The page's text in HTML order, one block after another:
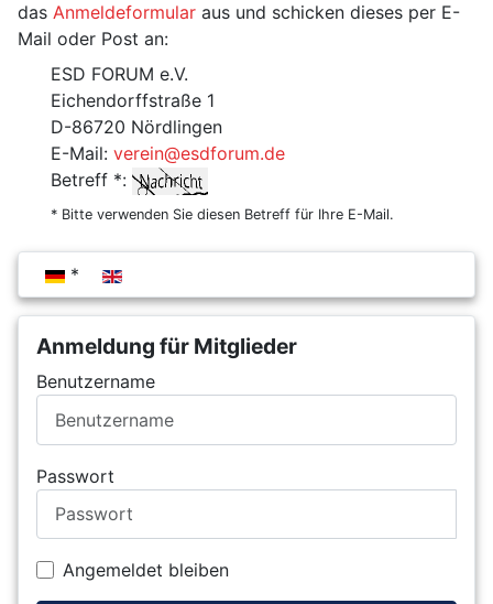
Sprache auswählen
Anmeldung für Mitglieder
Benutzername
Passwort
Angemeldet bleiben
das Anmeldeformular aus und schicken dieses per E-
Mail oder Post an:
ESD FORUM e.V.
Eichendorffstraße 1
D-86720 Nördlingen
E-Mail: verein@esdforum.de
Betreff *:
* Bitte verwenden Sie diesen Betreff für Ihre E-Mail.